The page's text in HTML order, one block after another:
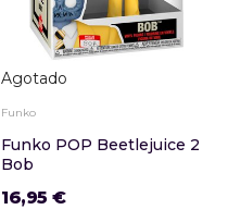
Agotado
Funko
Funko POP Beetlejuice 2
Bob
16,95 €